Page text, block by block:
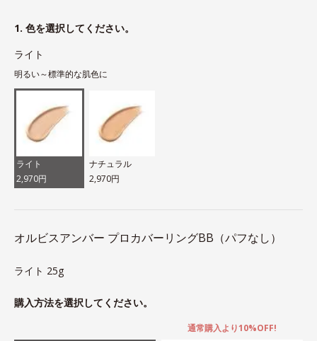
1. 色を選択してください。
ライト
明るい～標準的な肌色に
ライト
2,970円
ナチュラル
2,970円
オルビスアンバー プロカバーリングBB（パフなし）
ライト 25g
購入方法を選択してください。
通常購入より10%OFF!